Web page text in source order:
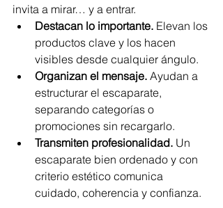
invita a mirar… y a entrar.
Destacan lo importante. Elevan los
productos clave y los hacen
visibles desde cualquier ángulo.
Organizan el mensaje. Ayudan a
estructurar el escaparate,
separando categorías o
promociones sin recargarlo.
Transmiten profesionalidad. Un
escaparate bien ordenado y con
criterio estético comunica
cuidado, coherencia y confianza.